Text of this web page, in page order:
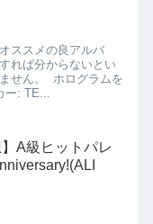
ススメの良アルバ
れば分からないとい
せん。 ホログラムを
ー: TE...
】A級ヒットパレ